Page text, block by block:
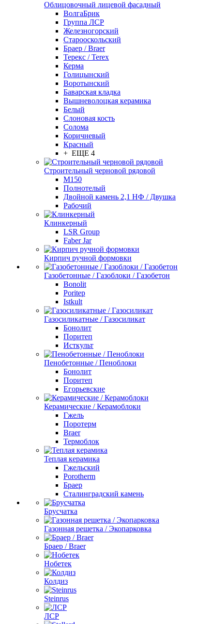
Облицовочный лицевой фасадный
ВолгаБрик
Группа ЛСР
Железногорский
Старооскольский
Браер / Braer
Терекс / Terex
Керма
Голицынский
Воротынский
Баварская кладка
Вышневолоцкая керамика
Белый
Слоновая кость
Солома
Коричневый
Красный
+ ЕЩЕ 4
Строительный черновой рядовой
М150
Полнотелый
Двойной камень 2,1 НФ / Двушка
Рабочий
Клинкерный
LSR Group
Faber Jar
Кирпич ручной формовки
Газобетонные / Газоблоки / Газобетон
Bonolit
Poritep
Istkult
Газосиликатные / Газосиликат
Бонолит
Поритеп
Исткульт
Пенобетонные / Пеноблоки
Бонолит
Поритеп
Егорьевские
Керамические / Керамоблоки
Гжель
Поротерм
Braer
Термоблок
Теплая керамика
Гжельский
Porotherm
Браер
Сталинградский камень
Брусчатка
Газонная решетка / Экопарковка
Браер / Braer
Нобетек
Колдиз
Steinrus
ЛСР